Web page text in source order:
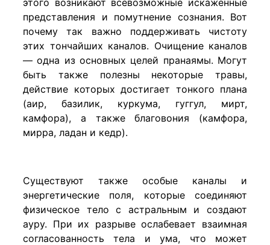
представления и помутнение сознания. Вот
почему так важно поддерживать чистоту
этих тончайших каналов. Очищение каналов
— одна из основных целей пранаямы. Могут
быть также полезны некоторые травы,
действие которых достигает тонкого плана
(аир, базилик, куркума, гуггул, мирт,
камфора), а также благовония (камфора,
мирра, ладан и кедр).
Существуют также особые каналы и
энергетические поля, которые соединяют
физическое тело с астральным и создают
ауру. При их разрыве ослабевает взаимная
согласованность тела и ума, что может